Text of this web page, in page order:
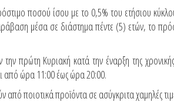
ποσού ίσου με το 0,5% του ετήσιου
μέσα σε διάστημα πέντε (5) ετών, το
πρώτη Κυριακή κατά την έναρξη της
από ώρα 11:00 έως ώρα 20:00.
ποιοτικά προϊόντα σε ασύγκριτα χαμηλές